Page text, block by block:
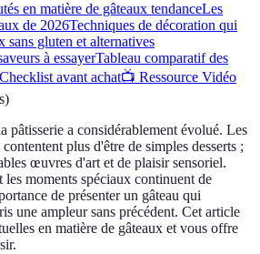
en matière de gâteaux tendanceLes
de 2026Techniques de décoration qui
sans gluten et alternatives
à essayerTableau comparatif des
Checklist avant achat📺 Ressource Vidéo
)
pâtisserie a considérablement évolué. Les
contentent plus d'être de simples desserts ;
œuvres d'art et de plaisir sensoriel.
moments spéciaux continuent de
de présenter un gâteau qui
une ampleur sans précédent. Cet article
en matière de gâteaux et vous offre